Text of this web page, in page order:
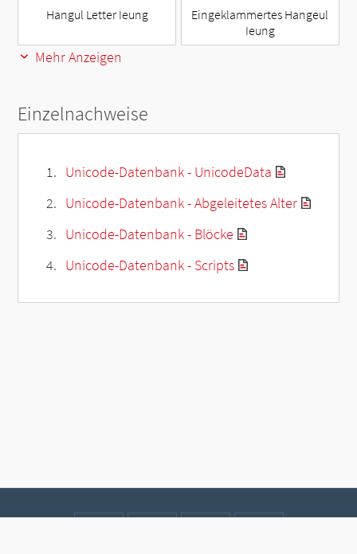
Hangul Letter Ieung
Eingeklammertes Hangeul
Ieung
Mehr Anzeigen
Einzelnachweise
Unicode-Datenbank - UnicodeData
Unicode-Datenbank - Abgeleitetes Alter
Unicode-Datenbank - Blöcke
Unicode-Datenbank - Scripts